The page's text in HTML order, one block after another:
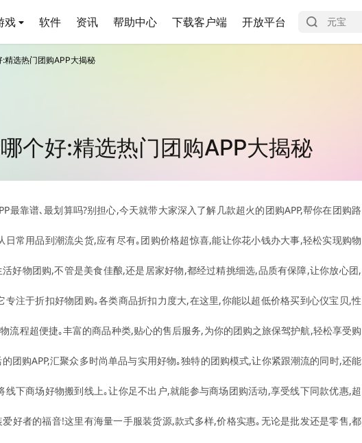
戏 软件 资讯 帮助中心 下载客户端 开放平台
精选热门团购APP大揭秘
个好:精选热门团购APP大揭秘
最靠谱､最划算吗?别担心,今天就带大家深入了解几款超火的团购APP,帮你在团购路
日常用品到潮流尖货,应有尽有｡团购价格超惊喜,能让你花小钱办大事,轻松实现购物
活好物团购,不管是美食佳酿,还是居家好物,都经过精挑细选,品质有保障,让你放心团,
专注于折扣好物团购｡各类商品折扣力度大,在这里,你能以超低价格买到心仪宝贝,性
流程超便捷｡丰富的商品种类,贴心的售后服务,为你的团购之旅保驾护航,轻松享受购
团购APP,汇聚众多时尚单品与实用好物｡独特的团购模式,让你紧跟潮流的同时,还能
线下商场好物搬到线上｡让你足不出户,就能参与商场团购活动,享受线下同款优惠,超
爱好者的福音!这里有海量一手服装货源,款式多样,价格实惠｡无论是批发还是零售,都